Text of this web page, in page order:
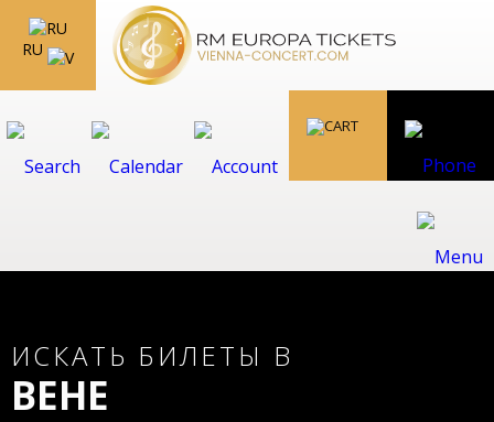
RU
ИСКАТЬ БИЛЕТЫ В
ВЕНЕ